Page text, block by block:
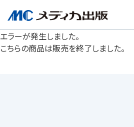
エラーが発生しました。
こちらの商品は販売を終了しました。